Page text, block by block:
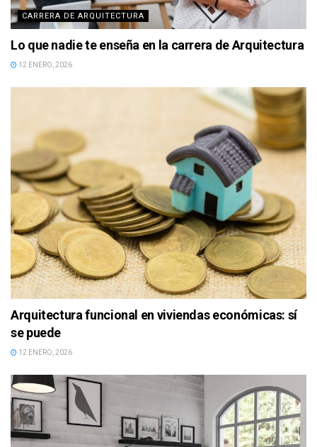
CARRERA DE ARQUITECTURA
Lo que nadie te enseña en la carrera de Arquitectura
12 ENERO, 2026
Arquitectura funcional en viviendas económicas: sí
se puede
12 ENERO, 2026